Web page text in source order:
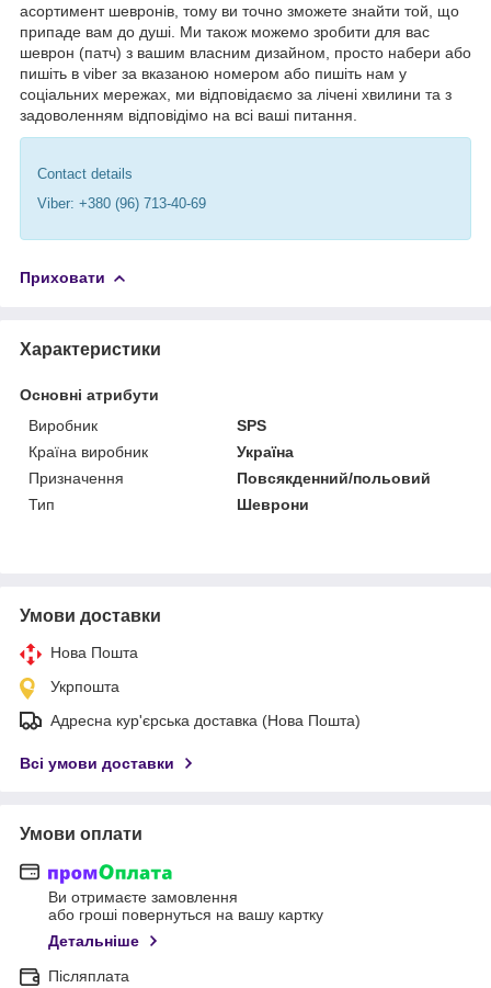
асортимент шевронів, тому ви точно зможете знайти той, що
припаде вам до душі. Ми також можемо зробити для вас
шеврон (патч) з вашим власним дизайном, просто набери або
пишіть в viber за вказаною номером або пишіть нам у
соціальних мережах, ми відповідаємо за лічені хвилини та з
задоволенням відповідімо на всі ваші питання.
Contact details
Viber: +380 (96) 713-40-69
Приховати
Характеристики
Основні атрибути
Виробник
SPS
Країна виробник
Україна
Призначення
Повсякденний/польовий
Тип
Шеврони
Умови доставки
Нова Пошта
Укрпошта
Адресна кур'єрська доставка (Нова Пошта)
Всі умови доставки
Умови оплати
Ви отримаєте замовлення
або гроші повернуться на вашу картку
Детальніше
Післяплата